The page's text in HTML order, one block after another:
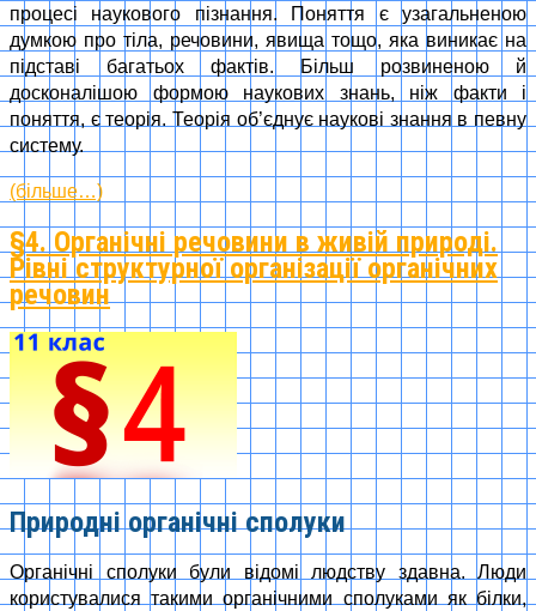
процесі наукового пізнання. Поняття є узагальненою
думкою про тіла, речовини, явища тощо, яка виникає на
підставі багатьох фактів. Більш розвиненою й
досконалішою формою наукових знань, ніж факти і
поняття, є теорія. Теорія об’єднує наукові знання в певну
систему.
(більше…)
§4. Органічні речовини в живій природі.
Рівні структурної організації органічних
речовин
Природні органічні сполуки
Органічні сполуки були відомі людству здавна. Люди
користувалися такими органічними сполуками як білки,